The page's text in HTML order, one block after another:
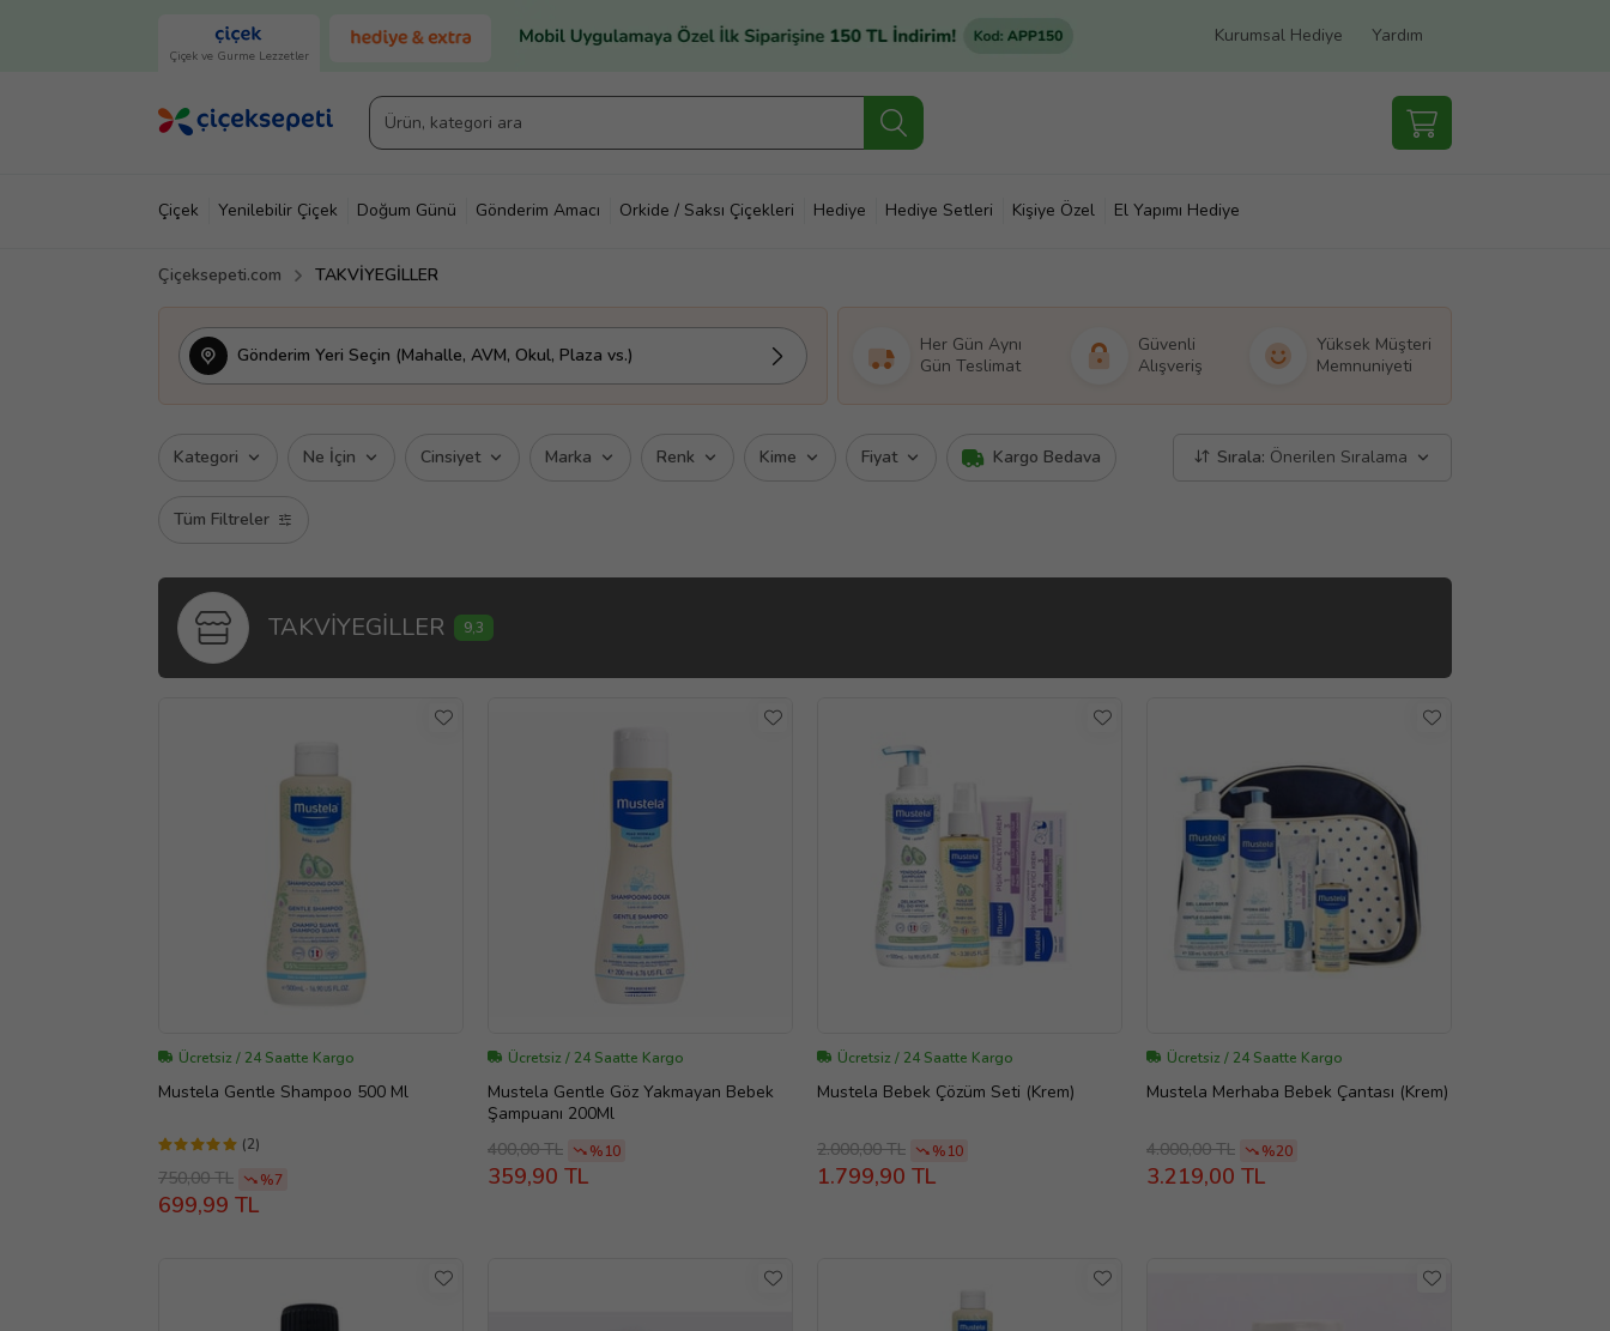
Çiçek ve Gurme Lezzetler
Kurumsal Hediye Yardım
Çiçek Yenilebilir Çiçek Doğum Günü Gönderim Amacı Orkide / Saksı Çiçekleri Hediye Hediye Setleri Kişiye Özel El Yapımı Hediye
Çiçeksepeti.com TAKVİYEGİLLER
Gönderim Yeri Seçin (Mahalle, AVM, Okul, Plaza vs.)
Her Gün Aynı
Gün Teslimat
Güvenli
Alışveriş
Yüksek Müşteri
Memnuniyeti
Kategori Ne İçin Cinsiyet Marka Renk Kime Fiyat Kargo Bedava
Tüm Filtreler
Sırala: Önerilen Sıralama
TAKVİYEGİLLER 9,3
Ücretsiz / 24 Saatte Kargo
Mustela Gentle Shampoo 500 Ml
(2)
750,00 TL %7
699,99 TL
Ücretsiz / 24 Saatte Kargo
Mustela Gentle Göz Yakmayan Bebek
Şampuanı 200Ml
400,00 TL
%10
359,90 TL
Ücretsiz / 24 Saatte Kargo
Mustela Bebek Çözüm Seti (Krem)
2.000,00 TL %10
1.799,90 TL
Ücretsiz / 24 Saatte Kargo
Mustela Merhaba Bebek Çantası (Krem)
4.000,00 TL %20
3.219,00 TL